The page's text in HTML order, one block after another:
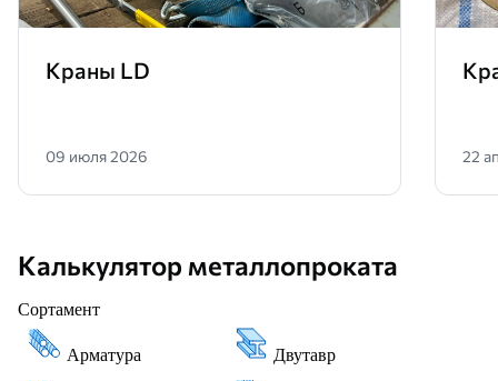
Краны LD
09 июля 2026 22
Калькулятор металлопроката